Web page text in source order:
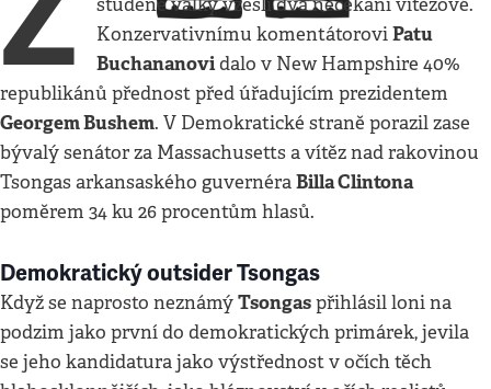
studené války vzešli dva nečekaní vítězové.
Konzervativnímu komentátoroviPatu
Buchananovidalo v New Hampshire 40%
republikánů přednost před úřadujícím prezidentem
Georgem Bushem. V Demokratické straně porazil zase
bývalý senátor za Massachusetts a vítěz nad rakovinou
Tsongas arkansaského guvernéraBilla Clintona
poměrem 34 ku 26 procentům hlasů.
Demokratický outsider Tsongas
Když se naprosto neznámýTsongaspřihlásil loni na
podzim jako první do demokratických primárek, jevila
se jeho kandidatura jako výstřednost v očích těch